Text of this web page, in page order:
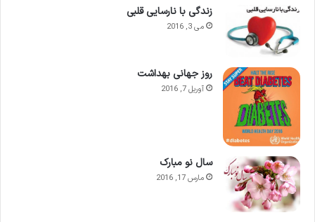
زندگی با نارسایی قلبی
می 3, 2016
روز جهانی بهداشت
آوریل 7, 2016
سال نو مبارک
مارس 17, 2016